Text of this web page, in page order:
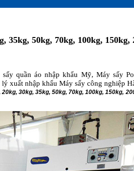
35kg, 50kg, 70kg, 100kg, 150kg,
sấy quần áo nhập khẩu Mỹ, Máy sấy
xuất nhập khẩu Máy sấy công nghiệp
30kg, 35kg, 50kg, 70kg, 100kg, 150kg,